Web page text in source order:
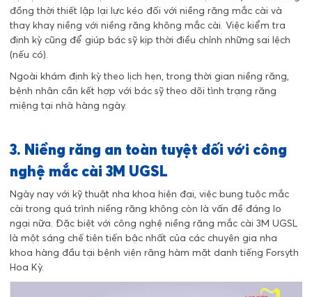
đồng thời thiết lập lại lực kéo đối với niềng răng mắc cài và
thay khay niềng với niềng răng không mắc cài. Việc kiểm tra
định kỳ cũng để giúp bác sỹ kịp thời điều chỉnh những sai lệch
(nếu có).
Ngoài khám định kỳ theo lịch hẹn, trong thời gian niềng răng,
bệnh nhân cần kết hợp với bác sỹ theo dõi tình trạng răng
miệng tại nhà hàng ngày.
3. Niềng răng an toàn tuyệt đối với công
nghệ mắc cài 3M UGSL
Ngày nay với kỹ thuật nha khoa hiện đại, việc bung tuộc mắc
cài trong quá trình niềng răng không còn là vấn đề đáng lo
ngại nữa. Đặc biệt với công nghệ niềng răng mắc cài 3M UGSL
là một sáng chế tiên tiến bậc nhất của các chuyên gia nha
khoa hàng đầu tại bệnh viện răng hàm mặt danh tiếng Forsyth
Hoa Kỳ.